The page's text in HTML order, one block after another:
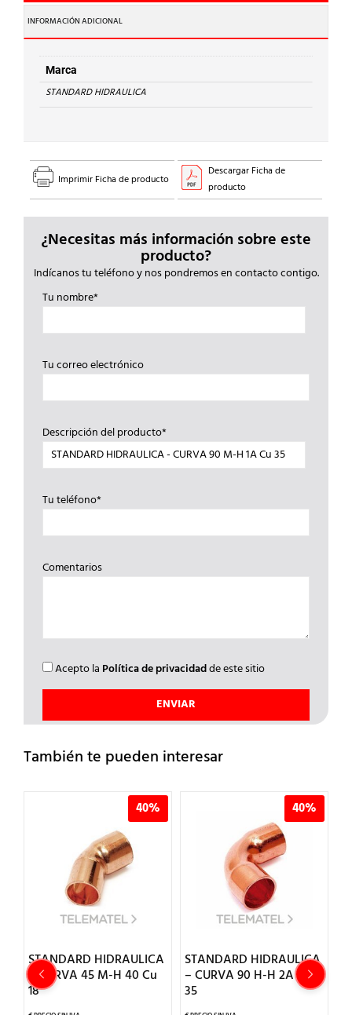
CURVA
90
M-
H
1A
Cu
35
INFORMACIÓN ADICIONAL
Marca
STANDARD HIDRAULICA
Imprimir Ficha de producto
Descargar Ficha de
producto
¿Necesitas más información sobre este
producto?
Indícanos tu teléfono y nos pondremos en contacto contigo.
Tu nombre*
Tu correo electrónico
Descripción del producto*
Tu teléfono*
Comentarios
Acepto la Política de privacidadde este sitio
También te pueden interesar
40%
STANDARD HIDRAULICA
– CURVA 45 M-H 40 Cu
18
40%
STANDARD HIDRAULICA
– CURVA 90 H-H 2A Cu
35